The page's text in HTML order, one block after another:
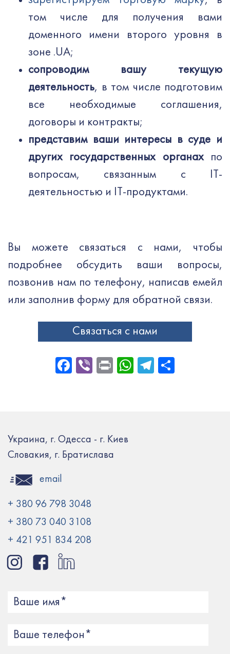
том числе для получения вами
доменного имени второго уровня в
зоне .UA;
сопроводим вашу текущую
деятельность, в том числе подготовим
все необходимые соглашения,
договоры и контракты;
представим ваши интересы в суде и
других государственных органахпо
вопросам, связанным с IT-
деятельностью и IT-продуктами.
Вы можете связаться с нами, чтобы
подробнее обсудить ваши вопросы,
позвонив нам по телефону, написав емейл
или заполнив форму для обратной связи.
Связаться с нами
Facebook
ViberPrint WhatsApp
Telegram
Украина, г. Одесса - г. Киев
Словакия, г. Братислава
email
+ 380 96 798 3048
+ 380 73 040 3108
+ 421 951 834 208